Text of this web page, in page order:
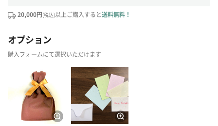
20,000円(税込)以上ご購入すると送料無料！
オプション
購入フォームにて選択いただけます